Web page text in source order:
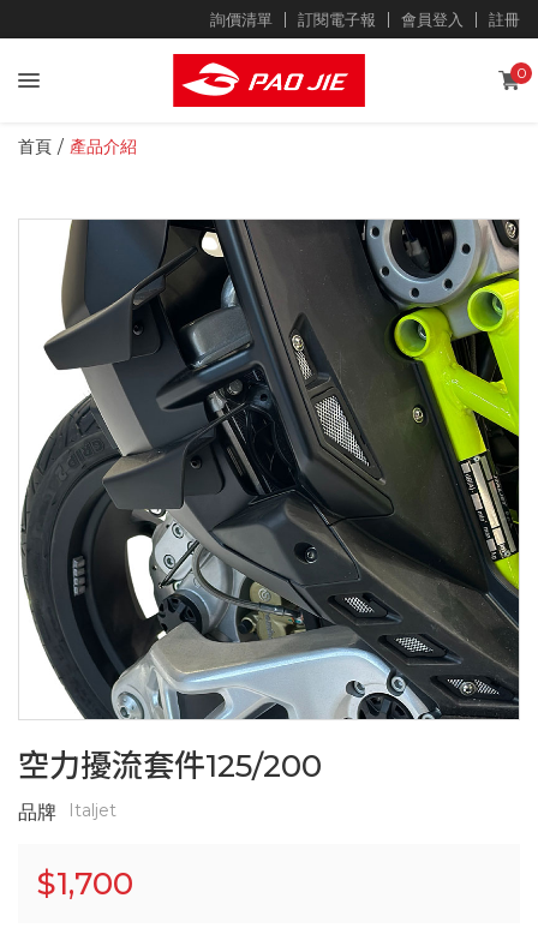
詢價清單 訂閱電子報 會員登入 註冊
0
首頁 產品介紹
空力擾流套件125/200
品牌 Italjet
$1,700